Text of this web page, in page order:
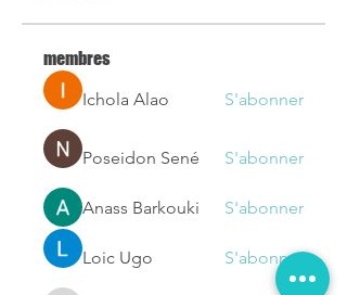
membres
Ichola Alao
S'abonner
Poseidon Sené S'abonner
Anass Barkouki S'abonner
Loic Ugo S'abonner